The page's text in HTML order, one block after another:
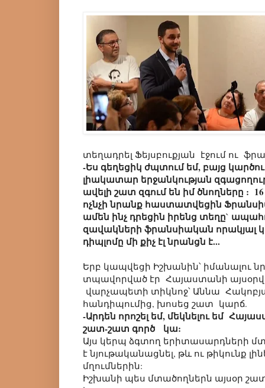
տեղադրել Ֆեյսբուքյան էջում ու
-Ես գեղեցիկ ժպտում եմ, բայց
լիակատար երջանկության
ավելի շատ զգում են իմ ծնողները :
ոչնչի նրանք հաստատվեցին
ամեն ինչ դրեցին իրենց տեղը`
զավակների ֆրանսիական որակյալ
դիպլոմը մի քիչ էլ նրանցն է...
Երբ կապվեցի Իշխանին՝ իմանալու
տպավորված էր Հայաստանի
վարչապետի տիկնոջ՝ Աննա
հանդիպումից, խոսեց շատ կարճ.
-Արդեն որոշել եմ, մեկնելու եմ
շատ-շատ գործ կա:
Այս կերպ ձգտող երիտասարդների
է նյութականացնել, թև ու թիկունք
մղումներին:
Իշխանի պես մտածողներն այսօր